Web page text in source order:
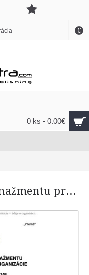
€
0 ks - 0.00€
manažmentu pre
Otázky vrcholového manažmentu pre bezpečnostný výbor organizácie